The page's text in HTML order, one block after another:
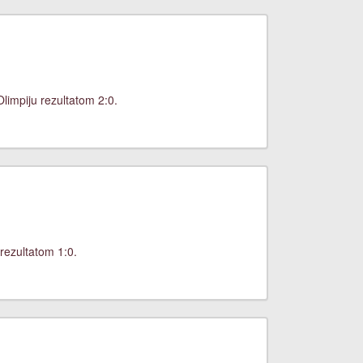
rezultatom 2:0.
1:0.